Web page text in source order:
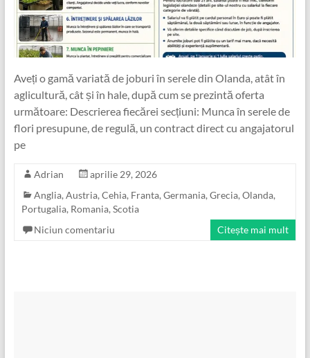
Aveți o gamă variată de joburi în serele din Olanda, atât în
aglicultură, cât și în hale, după cum se prezintă oferta
următoare: Descrierea fiecărei secțiuni: Munca în serele de
flori presupune, de regulă, un contract direct cu angajatorul
pe
Adrian
aprilie 29, 2026
Anglia,Austria,Cehia, Franta,Germania,Grecia,Olanda,
Portugalia, Romania,Scotia
Niciun comentariu
Citește mai mult